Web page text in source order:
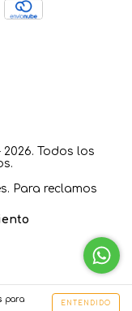
para
ENTENDIDO
2026. Todos los
Para reclamos